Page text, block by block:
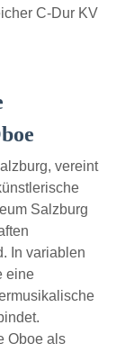
C-Dur KV
vereint
Salzburg
In variablen
eine
Oboe als